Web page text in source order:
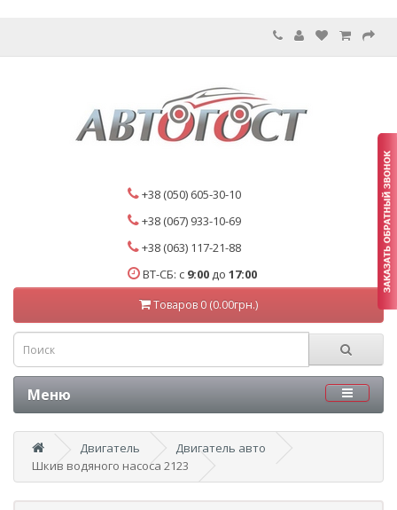
+38 (050) 605-30-10
+38 (067) 933-10-69
+38 (063) 117-21-88
ВТ-СБ: с 9:00 до 17:00
Товаров 0 (0.00грн.)
Меню
Двигатель
Двигатель авто
Шкив водяного насоса 2123